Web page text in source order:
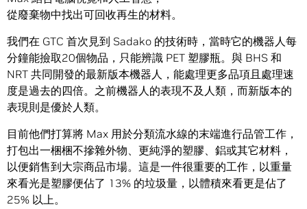
從廢棄物中找出可回收再生的材料。
我們在 GTC 首次見到 Sadako 的技術時，當時它的機器人每
分鐘能撿取20個物品，只能辨識 PET 塑膠瓶。與 BHS 和
NRT 共同開發的最新版本機器人，能處理更多品項且處理速
度是過去的四倍。之前機器人的表現不及人類，而新版本的
表現則是優於人類。
目前他們打算將 Max 用於分類流水線的末端進行品管工作，
打包出一梱梱不摻雜外物、更純淨的塑膠、鋁或其它材料，
以便銷售到大宗商品市場。這是一件很重要的工作，以重量
來看光是塑膠便佔了 13% 的垃圾量，以體積來看更是佔了
25% 以上。